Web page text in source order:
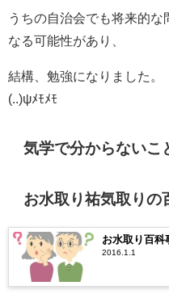
うちの自治会でも将来的な
なる可能性があり、
結構、勉強になりました。
(..)ψﾒﾓﾒﾓ
気学で分からないこ
お水取り祐気取りの
お水取り百科
2016.1.1